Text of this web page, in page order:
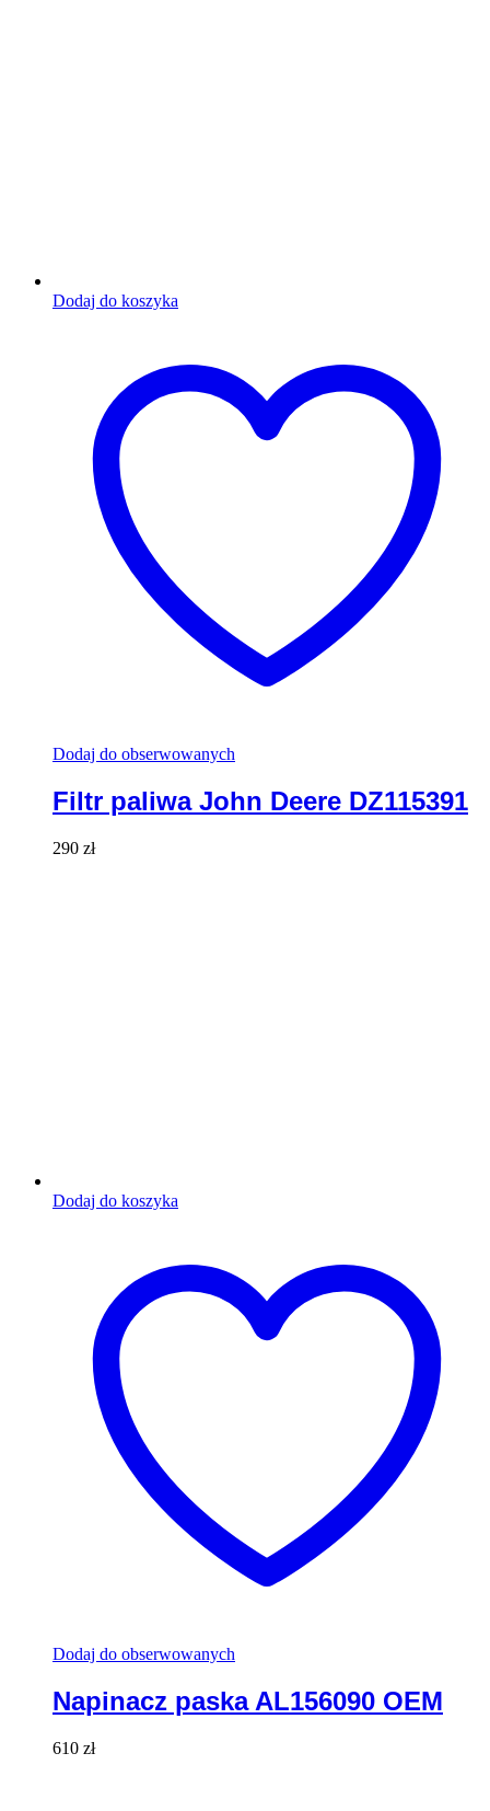
Dodaj do koszyka
Dodaj do obserwowanych
Filtr paliwa John Deere DZ115391
290 zł
Dodaj do koszyka
Dodaj do obserwowanych
Napinacz paska AL156090 OEM
610 zł